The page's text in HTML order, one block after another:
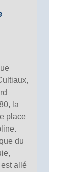
la
place
du
allé